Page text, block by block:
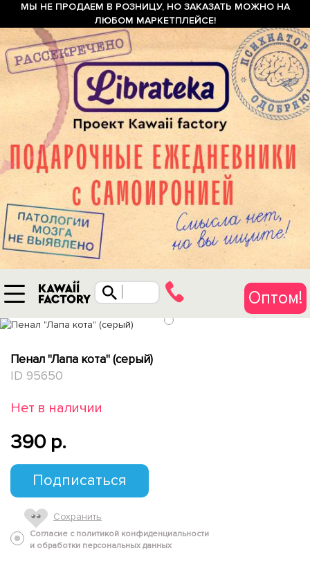
МЫ НЕ ПРОДАЕМ В РОЗНИЦУ, НО ЗАКАЗАТЬ МОЖНО НА
ЛЮБОМ МАРКЕТПЛЕЙСЕ!
Оптом!
Пенал "Лапа кота" (серый)
ID 95650
Нет в наличии
390 p.
Подписаться
Сохранить
Согласие с политикой конфиденциальности
и обработки персональных данных